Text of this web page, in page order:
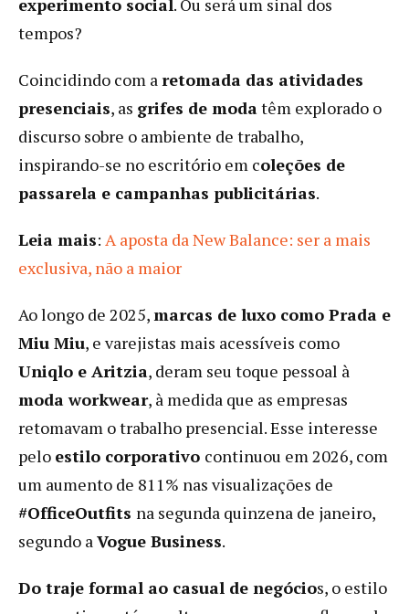
experimento social. Ou será um sinal dos
tempos?
Coincidindo com aretomada das atividades
presenciais, as grifes de modatêm explorado o
discurso sobre o ambiente de trabalho,
inspirando-se no escritório em coleções de
passarela e campanhas publicitárias.
Leia mais: A aposta da New Balance: ser a mais
exclusiva, não a maior
Ao longo de 2025,marcas de luxo como Prada e
Miu Miu, e varejistas mais acessíveis como
Uniqlo e Aritzia, deram seu toque pessoal à
moda workwear, à medida que as empresas
retomavam o trabalho presencial. Esse interesse
pelo estilo corporativo continuou em 2026, com
um aumento de 811% nas visualizações de
#OfficeOutfits na segunda quinzena de janeiro,
segundo aVogue Business.
Do traje formal ao casual de negócios, o estilo